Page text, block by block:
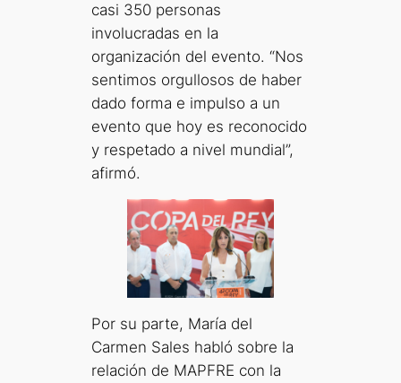
casi 350 personas
involucradas en la
organización del evento. “Nos
sentimos orgullosos de haber
dado forma e impulso a un
evento que hoy es reconocido
y respetado a nivel mundial”,
afirmó.
Por su parte, María del
Carmen Sales habló sobre la
relación de MAPFRE con la